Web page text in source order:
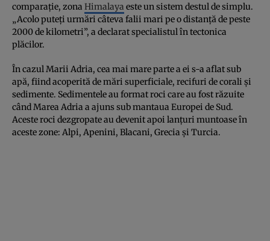
comparaţie, zona Himalaya este un sistem destul de simplu.
„Acolo puteţi urmări câteva falii mari pe o distanţă de peste
2000 de kilometri”, a declarat specialistul în tectonica
plăcilor.
În cazul Marii Adria, cea mai mare parte a ei s-a aflat sub
apă, fiind acoperită de mări superficiale, recifuri de corali şi
sedimente. Sedimentele au format roci care au fost răzuite
când Marea Adria a ajuns sub mantaua Europei de Sud.
Aceste roci dezgropate au devenit apoi lanţuri muntoase în
aceste zone: Alpi, Apenini, Blacani, Grecia şi Turcia.